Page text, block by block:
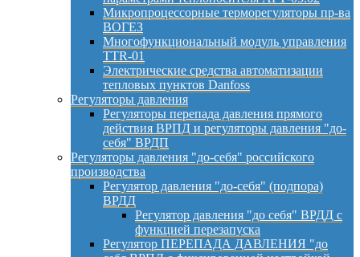
Микропроцессорные терморегуляторы пр-ва
ВОГЕЗ
Многофункциональный модуль управления
TTR-01
Электрические средства автоматизации
тепловых пунктов Danfoss
Регуляторы давления
Регуляторы перепада давления прямого
действия ВРПД и регуляторы давления "до-
себя" ВРДП
Регуляторы давления "до-себя" российского
производства
Регулятор давления "до-себя" (подпора)
ВРДД
Регулятор давления "до себя" ВРДД с
функцией перезапуска
Регулятор ПЕРЕПАДА ДАВЛЕНИЯ "до